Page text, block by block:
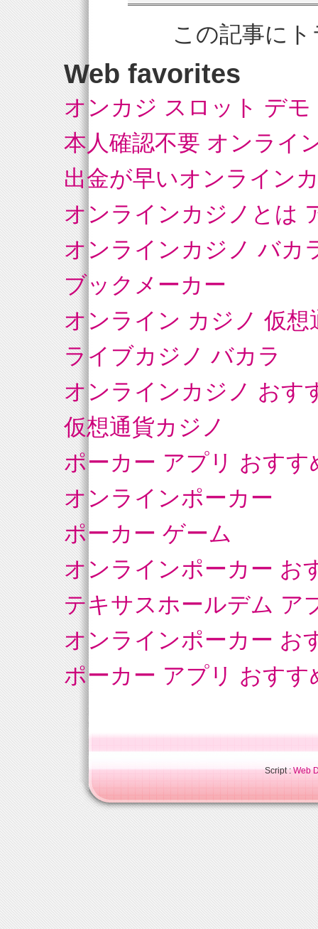
この記事に
Web favorites
オンカジ スロット デモ
本人確認不要 オンライ
出金が早いオンライン
オンラインカジノとは
オンラインカジノ バカ
ブックメーカー
オンライン カジノ 仮想
ライブカジノ バカラ
オンラインカジノ おす
仮想通貨カジノ
ポーカー アプリ おすす
オンラインポーカー
ポーカー ゲーム
オンラインポーカー お
テキサスホールデム ア
オンラインポーカー お
ポーカー アプリ おすす
Script :Web